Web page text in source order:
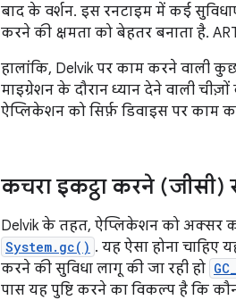
बाद के वर्शन. इस रनटाइम में कई
करने की क्षमता को बेहतर बनाता है.
हालांकि, Delvik पर काम करने वाली
माइग्रेशन के दौरान ध्यान देने वाली
ऐप्लिकेशन को सिर्फ़ डिवाइस पर काम
कचरा इकट्ठा करने
Delvik के तहत, ऐप्लिकेशन को अक्सर
System.gc() . यह ऐसा होना
करने की सुविधा लागू की जा रही हो
पास यह पुष्टि करने का विकल्प है कि